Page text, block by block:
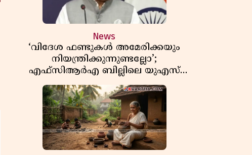
News
‘വിദേശ ഫണ്ടുകൾ അമേരിക്കയും
നിയന്ത്രിക്കുന്നുണ്ടല്ലോ’;
എഫ്സിആർഎ ബില്ലിലെ യുഎസ്
വിമർശനങ്ങൾക്ക് മറുപടിയുമായി ഇന്ത്യ